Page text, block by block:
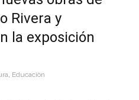
Rivera y
la exposición
, Educaciòn